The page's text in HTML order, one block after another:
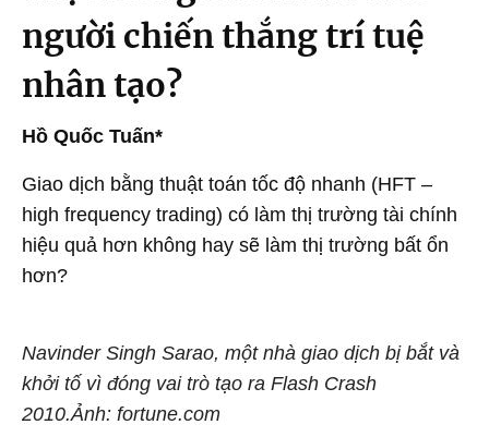
người chiến thắng trí tuệ
nhân tạo?
Hồ Quốc Tuấn*
Giao dịch bằng thuật toán tốc độ nhanh (HFT –
high frequency trading) có làm thị trường tài chính
hiệu quả hơn không hay sẽ làm thị trường bất ổn
hơn?
Navinder Singh Sarao, một nhà giao dịch bị bắt và
khởi tố vì đóng vai trò tạo ra Flash Crash
2010.Ảnh: fortune.com